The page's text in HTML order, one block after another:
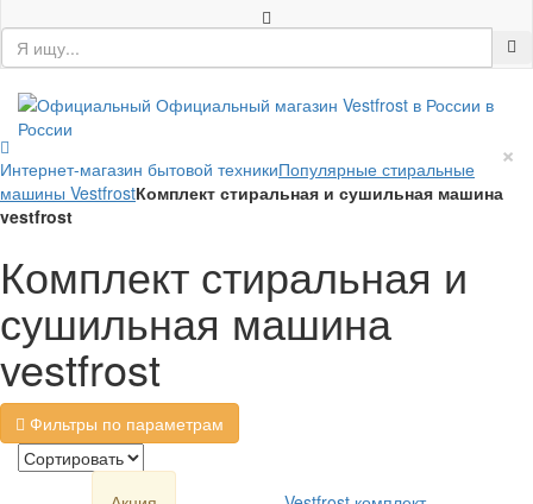
×
Интернет-магазин бытовой техникиПопулярные стиральные
машины VestfrostКомплект стиральная и сушильная машина
vestfrost
Комплект стиральная и
сушильная машина
vestfrost
Фильтры по параметрам